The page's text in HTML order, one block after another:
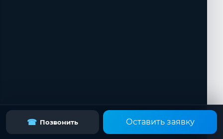
☎ Позвонить Оставить заявку